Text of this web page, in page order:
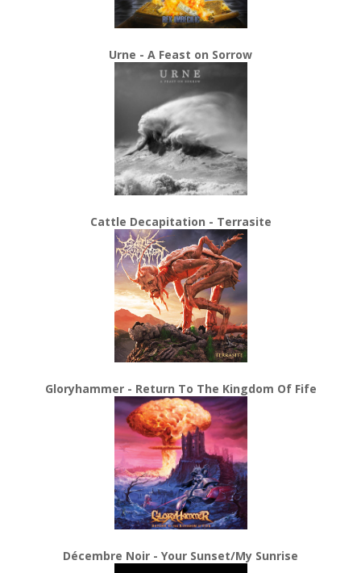
Urne - A Feast on Sorrow
Cattle Decapitation - Terrasite
Gloryhammer - Return To The Kingdom Of Fife
Décembre Noir - Your Sunset/My Sunrise